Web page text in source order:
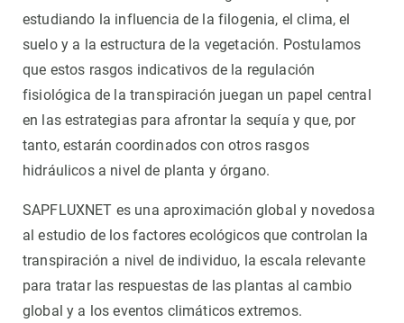
estudiando la influencia de la filogenia, el clima, el
suelo y a la estructura de la vegetación. Postulamos
que estos rasgos indicativos de la regulación
fisiológica de la transpiración juegan un papel central
en las estrategias para afrontar la sequía y que, por
tanto, estarán coordinados con otros rasgos
hidráulicos a nivel de planta y órgano.
SAPFLUXNET es una aproximación global y novedosa
al estudio de los factores ecológicos que controlan la
transpiración a nivel de individuo, la escala relevante
para tratar las respuestas de las plantas al cambio
global y a los eventos climáticos extremos.